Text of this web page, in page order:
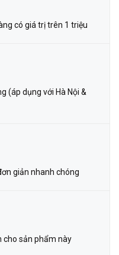
có giá trị trên 1 triệu
(áp dụng với Hà Nội &
giản nhanh chóng
cho sản phẩm này